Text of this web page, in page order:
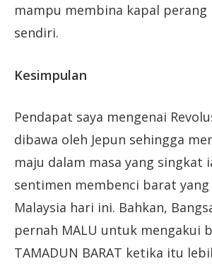
mampu membina kapal perang
sendiri.
Kesimpulan
Pendapat saya mengenai
dibawa oleh Jepun sehingga
maju dalam masa yang singkat
sentimen membenci barat
Malaysia hari ini. Bahkan,
pernah MALU untuk mengakui
TAMADUN BARAT ketika itu